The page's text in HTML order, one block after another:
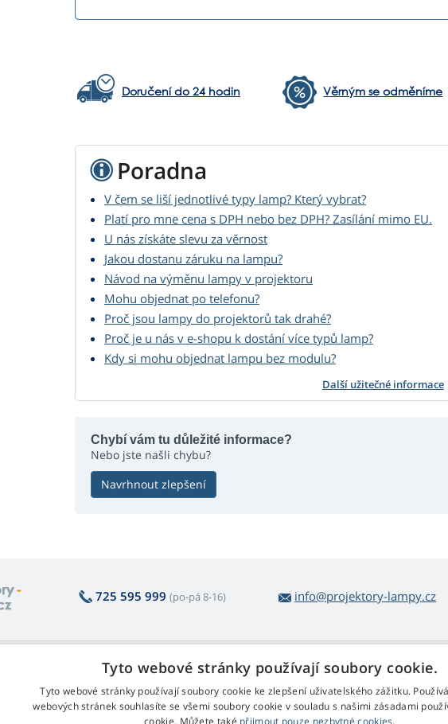
Doručení do 24 hodin Věrným se odměníme
Poradna
V čem se liší jednotlivé typy lamp? Který vybrat?
Platí pro mne cena s DPH nebo bez DPH? Zasílání mimo EU.
U nás získáte slevu za věrnost
Jakou dostanu záruku na lampu?
Návod na výměnu lampy v projektoru
Mohu objednat po telefonu?
Proč jsou lampy do projektorů tak drahé?
Proč je u nás v e-shopu k dostání více typů lamp?
Kdy si mohu objednat lampu bez modulu?
Další užitečné informace
Chybí vám tu důležité informace?
Nebo jste našli chybu?
Navrhnout zlepšení
725 595 999 (po-pá 8-16) info@projektory-lampy.cz
O nákupu lamp
Vrácení a reklamace
Formulář pro odstoupení
Web Retail s.r.o.
Kontakt
Zpracování osobních údajů
Tyto webové stránky používají soubory cookie.
Tyto webové stránky používají soubory cookie ke zlepšení uživatelského zážitku.
webových stránek souhlasíte se všemi soubory cookie v souladu s našimi zásadami
cookie. Můžete také přijmout pouze nezbytné cookies.